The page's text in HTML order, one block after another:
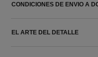
CONDICIONES DE ENVIO A
EL ARTE DEL DETALLE